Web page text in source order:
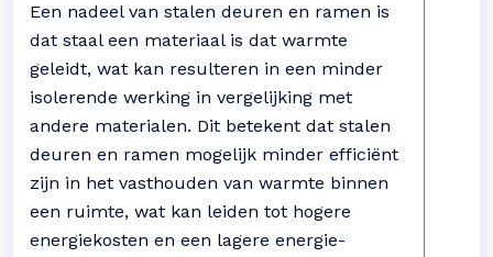
Een nadeel van stalen deuren en ramen is
dat staal een materiaal is dat warmte
geleidt, wat kan resulteren in een minder
isolerende werking in vergelijking met
andere materialen. Dit betekent dat stalen
deuren en ramen mogelijk minder efficiënt
zijn in het vasthouden van warmte binnen
een ruimte, wat kan leiden tot hogere
energiekosten en een lagere energie-